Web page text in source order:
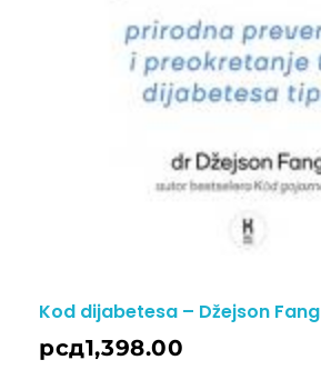
Kod dijabetesa – Džejson Fang
рсд1,398.00